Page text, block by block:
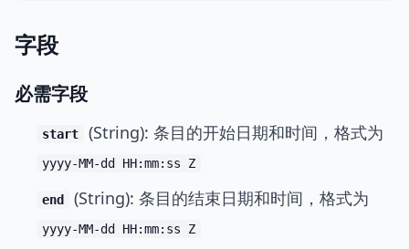
字段
必需字段
start (String): 条目的开始日期和时间，格式为
yyyy-MM-dd HH:mm:ss Z
end (String): 条目的结束日期和时间，格式为
yyyy-MM-dd HH:mm:ss Z